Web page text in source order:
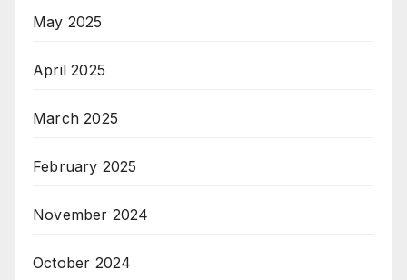
May 2025
April 2025
March 2025
February 2025
November 2024
October 2024